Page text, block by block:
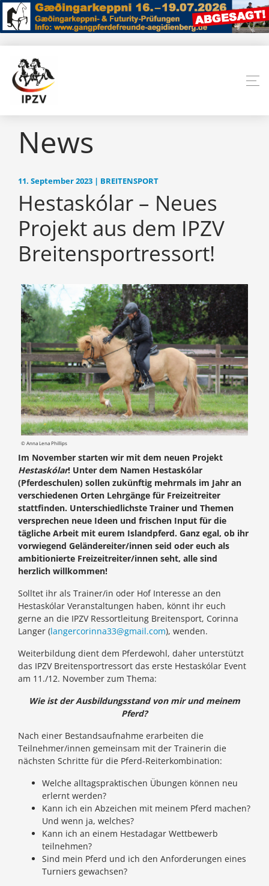
News
11. September 2023 | BREITENSPORT
Hestaskólar – Neues
Projekt aus dem IPZV
Breitensportressort!
© Anna Lena Phillips
Im November starten wir mit dem neuen Projekt
Hestaskólar! Unter dem Namen Hestaskólar
(Pferdeschulen) sollen zukünftig mehrmals im Jahr an
verschiedenen Orten Lehrgänge für Freizeitreiter
stattfinden. Unterschiedlichste Trainer und Themen
versprechen neue Ideen und frischen Input für die
tägliche Arbeit mit eurem Islandpferd. Ganz egal, ob ihr
vorwiegend Geländereiter/innen seid oder euch als
ambitionierte Freizeitreiter/innen seht, alle sind
herzlich willkommen!
Solltet ihr als Trainer/in oder Hof Interesse an den
Hestaskólar Veranstaltungen haben, könnt ihr euch
gerne an die IPZV Ressortleitung Breitensport, Corinna
Langer (langercorinna33@gmail.com), wenden.
Weiterbildung dient dem Pferdewohl, daher unterstützt
das IPZV Breitensportressort das erste Hestaskólar Event
am 11./12. November zum Thema:
Wie ist der Ausbildungsstand von mir und meinem
Pferd?
Nach einer Bestandsaufnahme erarbeiten die
Teilnehmer/innen gemeinsam mit der Trainerin die
nächsten Schritte für die Pferd-Reiterkombination:
Welche alltagspraktischen Übungen können neu
erlernt werden?
Kann ich ein Abzeichen mit meinem Pferd machen?
Und wenn ja, welches?
Kann ich an einem Hestadagar Wettbewerb
teilnehmen?
Sind mein Pferd und ich den Anforderungen eines
Turniers gewachsen?